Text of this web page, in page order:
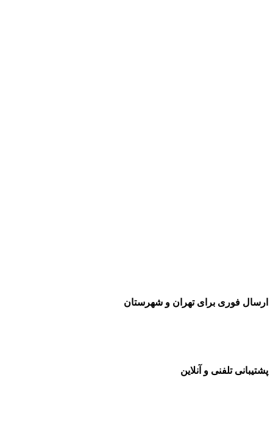
فوری برای تهران و شهرستان
تلفنی و آنلاین